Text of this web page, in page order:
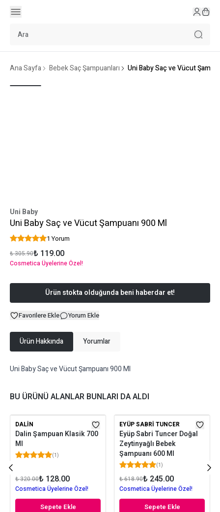
Ana Sayfa Bebek Saç Şampuanları Uni Baby Saç ve Vücut
Uni Baby
Uni Baby Saç ve Vücut Şampuanı 900 Ml
1 Yorum
₺ 305.90₺ 119.00
Cosmetica Üyelerine Özel!
Ürün stokta olduğunda beni haberdar et!
Favorilere Ekle Yorum Ekle
Ürün Hakkında Yorumlar
Uni Baby Saç ve Vücut Şampuanı 900 Ml
BU ÜRÜNÜ ALANLAR BUNLARI DA ALDI
DALIN
Dalin Şampuan Klasik 700
Ml
(1)
₺ 320.00₺ 128.00
Cosmetica Üyelerine Özel!
Sepete Ekle
EYÜP SABRI TUNCER
Eyüp Sabri Tuncer Doğal
Zeytinyağlı Bebek
Şampuanı 600 Ml
(1)
₺ 618.90₺ 245.00
Cosmetica Üyelerine Özel!
Sepete Ekle